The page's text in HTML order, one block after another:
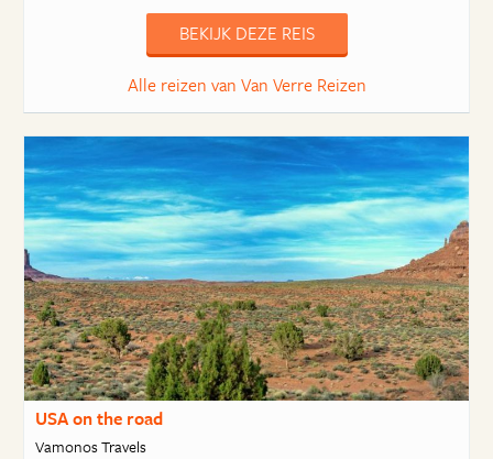
BEKIJK DEZE REIS
Alle reizen van Van Verre Reizen
USA on the road
Vamonos Travels